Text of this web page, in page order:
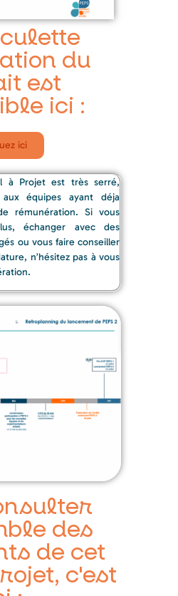
du
est
ici :
ici
à Projet est très serré,
équipes ayant déja
rémunération. Si vous
échanger avec des
ou vous faire conseiller
n’hésitez pas à vous
des
de cet
c'est